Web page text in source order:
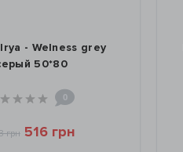
- Welness grey
50*80
0
грн 516 грн